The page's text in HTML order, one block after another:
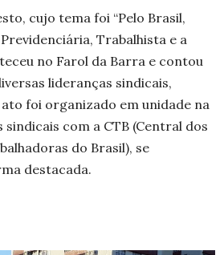
cujo tema foi “Pelo Brasil,
Trabalhista e a
no Farol da Barra e contou
lideranças sindicais,
foi organizado em unidade na
com a CTB (Central dos
do Brasil), se
destacada.